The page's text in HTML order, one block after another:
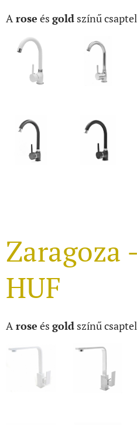
Arose és gold színű
Zaragoza
HUF
Arose és gold színű